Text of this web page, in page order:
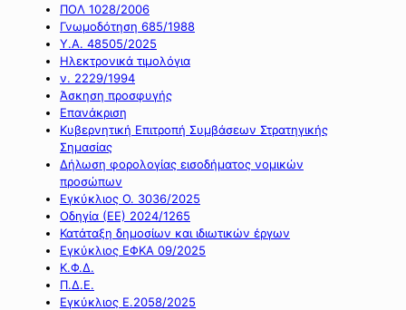
ΠΟΛ 1028/2006
Γνωμοδότηση 685/1988
Υ.Α. 48505/2025
Ηλεκτρονικά τιμολόγια
ν. 2229/1994
Άσκηση προσφυγής
Επανάκριση
Κυβερνητική Επιτροπή Συμβάσεων Στρατηγικής
Σημασίας
Δήλωση φορολογίας εισοδήματος νομικών
προσώπων
Εγκύκλιος Ο. 3036/2025
Οδηγία (ΕΕ) 2024/1265
Κατάταξη δημοσίων και ιδιωτικών έργων
Εγκύκλιος ΕΦΚΑ 09/2025
Κ.Φ.Δ.
Π.Δ.Ε.
Εγκύκλιος Ε.2058/2025